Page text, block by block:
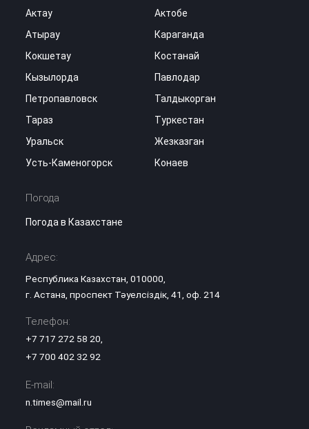
Актау
Актобе
Атырау
Караганда
Кокшетау
Костанай
Кызылорда
Павлодар
Петропавловск
Талдыкорган
Тараз
Туркестан
Уральск
Жезказган
Усть-Каменогорск
Конаев
Погода
Погода в Казахстане
Адрес:
Республика Казахстан, 010000,
г. Астана, проспект Тәуелсіздік, 41, оф. 214
Телефон:
+7 717 272 58 20,
+7 700 402 32 92
E-mail:
n.times@mail.ru